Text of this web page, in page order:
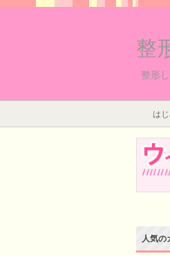
整
整形
は
人気の